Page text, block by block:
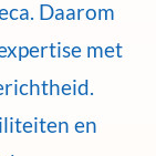
Daarom
met
en